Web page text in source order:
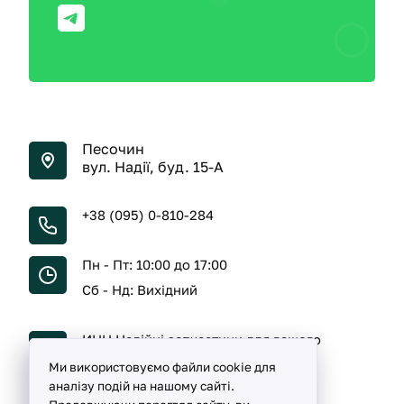
Песочин
вул. Надії, буд. 15-А
+38 (095) 0-810-284
Пн - Пт: 10:00 до 17:00
Сб - Нд: Вихідний
ИНН Надійні запчастини для вашого
Ми використовуємо файли cookie для
аналізу подій на нашому сайті.